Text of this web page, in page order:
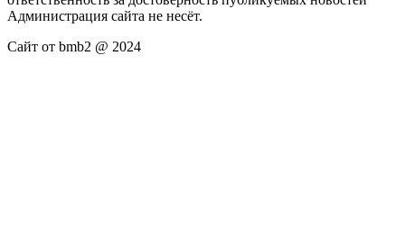
Администрация сайта не несёт.
Сайт от bmb2 @ 2024